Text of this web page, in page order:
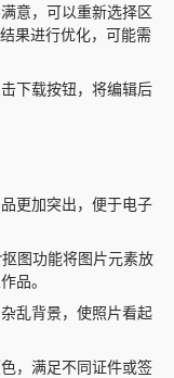
意，可以重新选择区
果进行优化，可能需
下载按钮，将编辑后
更加突出，便于电子
图功能将图片元素放
品。
乱背景，使照片看起
，满足不同证件或签